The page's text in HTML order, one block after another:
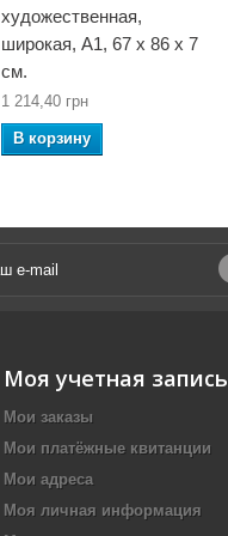
художественная,
широкая, А1, 67 x 86 x 7
см.
1 214,40 грн
В корзину
Моя учетная запись
Мои заказы
Мои платёжные квитанции
Мои адреса
Моя личная информация